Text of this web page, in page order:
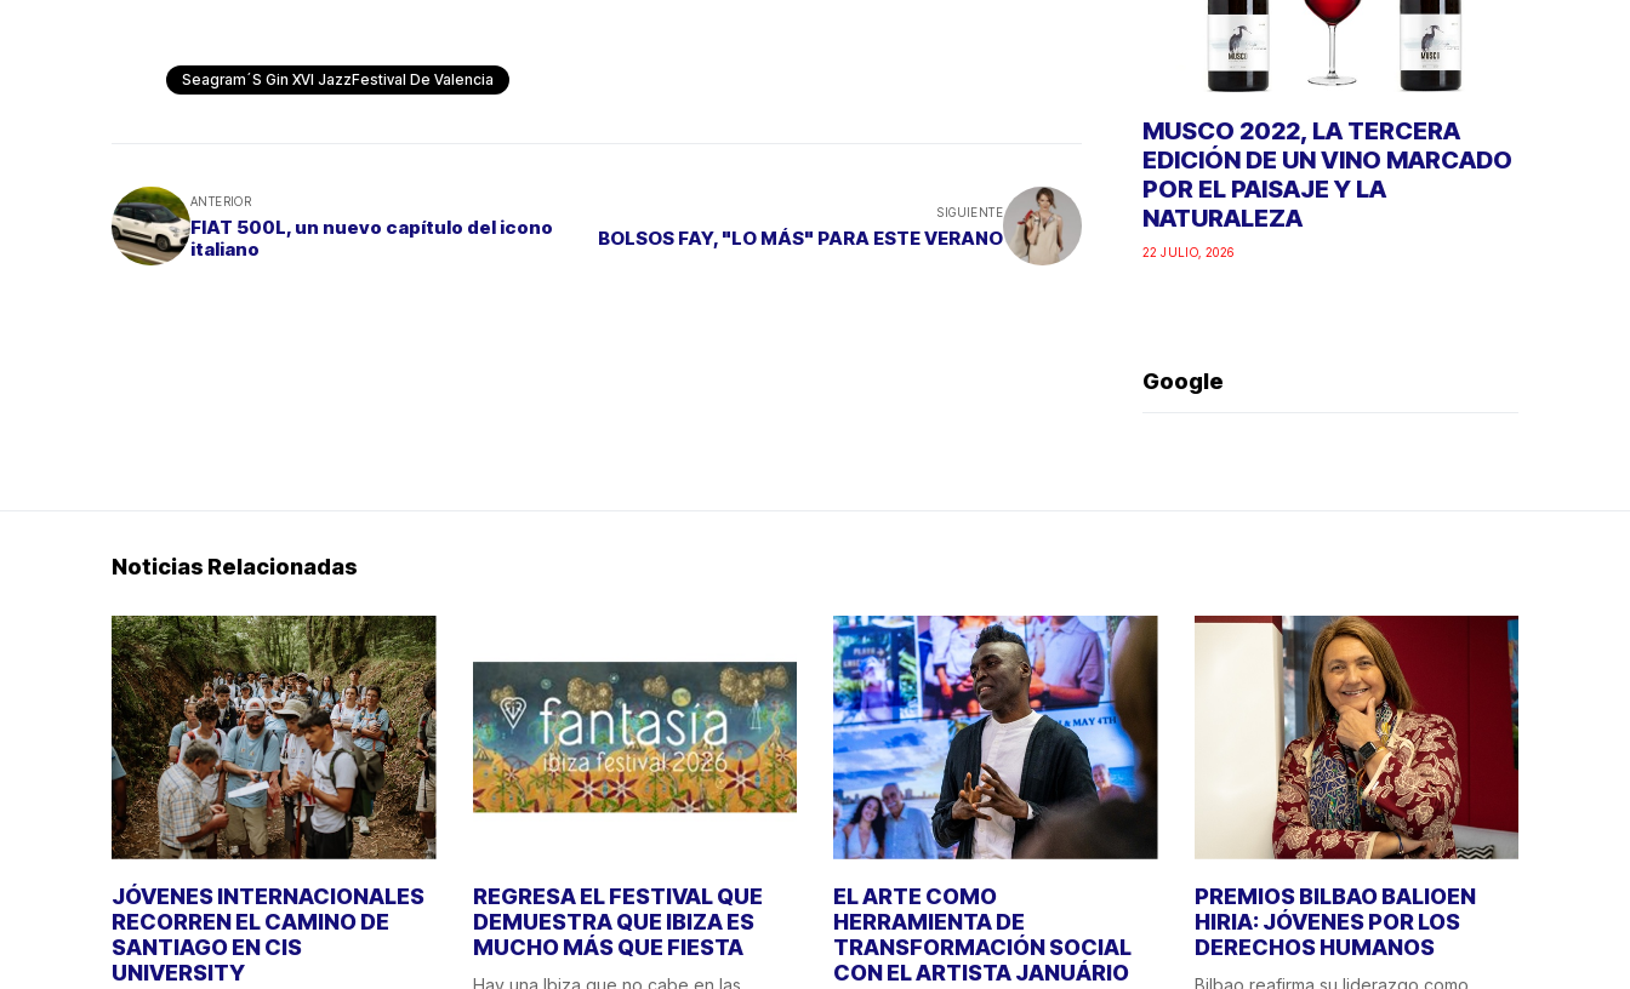
Seagram´s Gin XVI JazzFestival De Valencia
ANTERIOR
FIAT 500L, un nuevo capítulo del icono
italiano
SIGUIENTE
BOLSOS FAY, "LO MÁS" PARA ESTE VERANO
MUSCO 2022, LA TERCERA
EDICIÓN DE UN VINO MARCADO
POR EL PAISAJE Y LA
NATURALEZA
22 JULIO, 2026
Google
Noticias Relacionadas
JÓVENES INTERNACIONALES
RECORREN EL CAMINO DE
SANTIAGO EN CIS
UNIVERSITY
REGRESA EL FESTIVAL QUE
DEMUESTRA QUE IBIZA ES
MUCHO MÁS QUE FIESTA
Hay una Ibiza que no cabe en las
EL ARTE COMO
HERRAMIENTA DE
TRANSFORMACIÓN SOCIAL
CON EL ARTISTA JANUÁRIO
PREMIOS BILBAO BALIOEN
HIRIA: JÓVENES POR LOS
DERECHOS HUMANOS
Bilbao reafirma su liderazgo como